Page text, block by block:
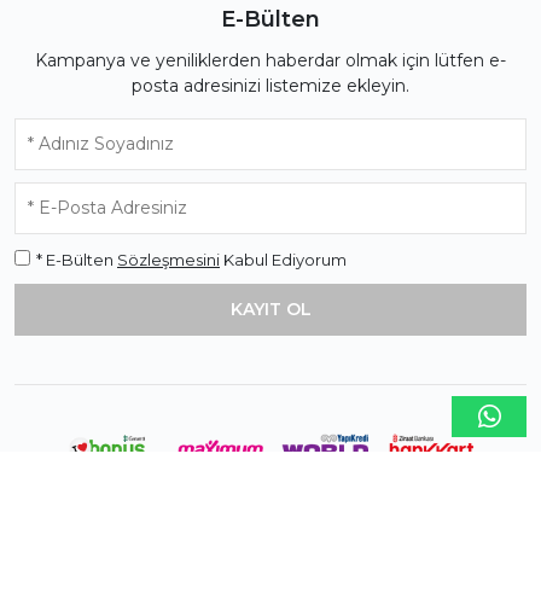
E-Bülten
Kampanya ve yeniliklerden haberdar olmak için lütfen e-
posta adresinizi listemize ekleyin.
* E-Bülten Sözleşmesini Kabul Ediyorum